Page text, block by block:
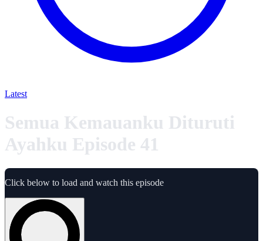
Latest
Semua Kemauanku Dituruti
Ayahku Episode 41
Click below to load and watch this episode